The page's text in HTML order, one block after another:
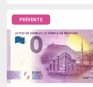
PRÉVENTE